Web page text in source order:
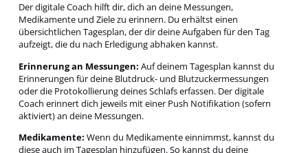
Der digitale Coach hilft dir, dich an deine Messungen,
Medikamente und Ziele zu erinnern. Du erhältst einen
übersichtlichen Tagesplan, der dir deine Aufgaben für den Tag
aufzeigt, die du nach Erledigung abhaken kannst.
Erinnerung an Messungen: Auf deinem Tagesplan kannst du
Erinnerungen für deine Blutdruck- und Blutzuckermessungen
oder die Protokollierung deines Schlafs erfassen. Der digitale
Coach erinnert dich jeweils mit einer Push Notifikation (sofern
aktiviert) an deine Messungen.
Medikamente: Wenn du Medikamente einnimmst, kannst du
diese auch im Tagesplan hinzufügen. So kannst du deine